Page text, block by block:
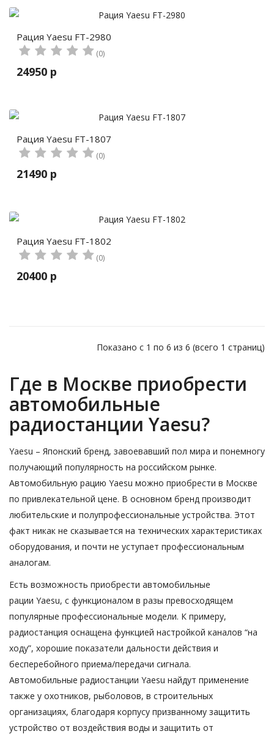
Рация Yaesu FT-2980
(0)
24950 р
Рация Yaesu FT-1807
(0)
21490 р
Рация Yaesu FT-1802
(0)
20400 р
Показано с 1 по 6 из 6 (всего 1 страниц)
Где в Москве приобрести
автомобильные
радиостанции Yaesu?
Yaesu – Японский бренд, завоевавший пол мира и понемногу
получающий популярность на российском рынке.
Автомобильную рацию Yaesu можно приобрести в Москве
по привлекательной цене. В основном бренд производит
любительские и полупрофессиональные устройства. Этот
факт никак не сказывается на технических характеристиках
оборудования, и почти не уступает профессиональным
аналогам.
Есть возможность приобрести автомобильные
рации Yaesu, с функционалом в разы превосходящем
популярные профессиональные модели. К примеру,
радиостанция оснащена функцией настройкой каналов “на
ходу”, хорошие показатели дальности действия и
бесперебойного приема/передачи сигнала.
Автомобильные радиостанции Yaesu найдут применение
также у охотников, рыболовов, в строительных
организациях, благодаря корпусу призванному защитить
устройство от воздействия воды и защитить от